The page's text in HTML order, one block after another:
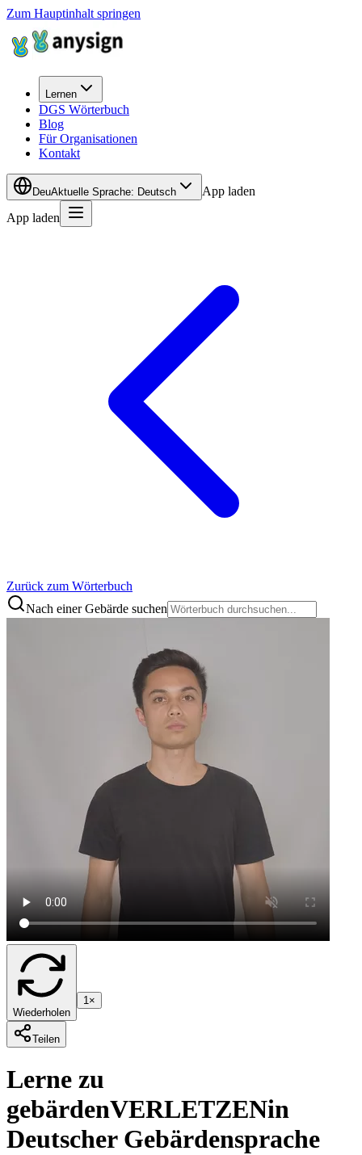
Zum Hauptinhalt springen
Lernen
DGS Wörterbuch
Blog
Für Organisationen
Kontakt
DeuAktuelle Sprache: Deutsch
App laden
App laden
Zurück zum Wörterbuch
Nach einer Gebärde suchen
Wiederholen
1×
Teilen
Lerne zu
gebärdenVERLETZENin
Deutscher Gebärdensprache